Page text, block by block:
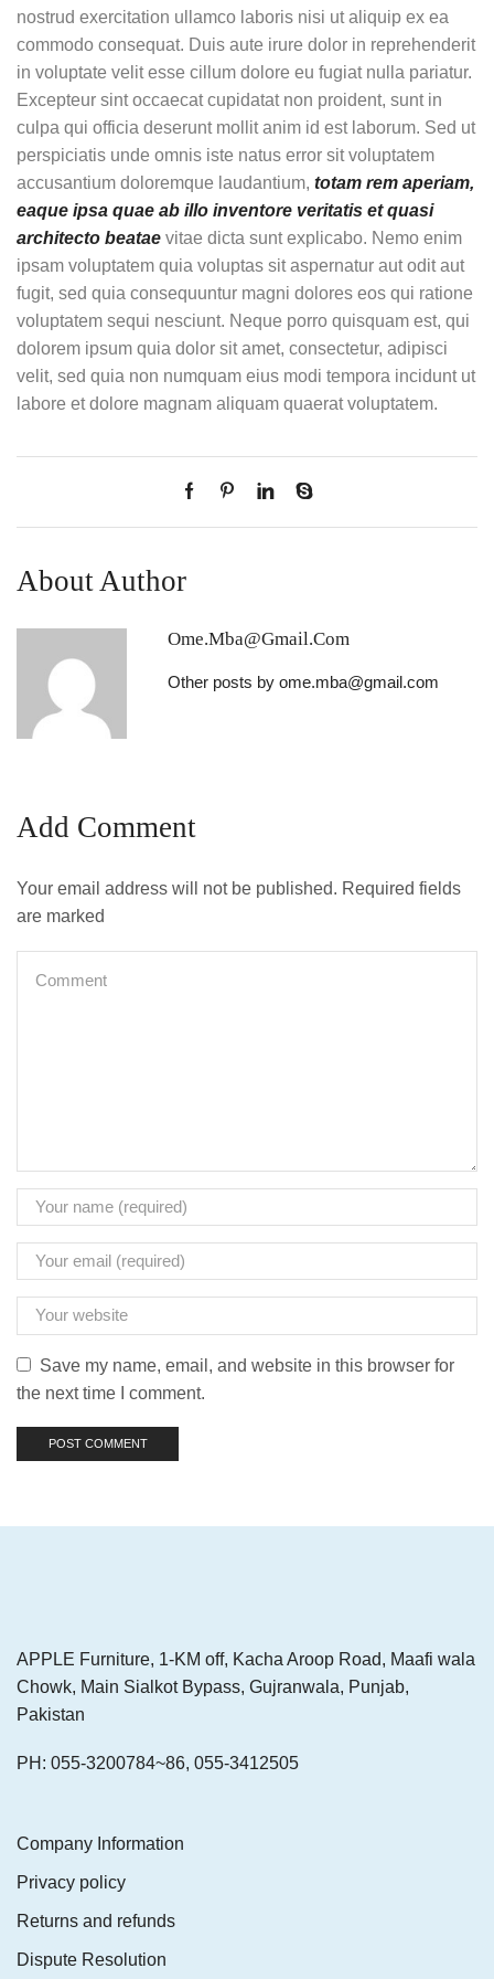
nostrud exercitation ullamco laboris nisi ut aliquip ex ea
commodo consequat. Duis aute irure dolor in reprehenderit
in voluptate velit esse cillum dolore eu fugiat nulla pariatur.
Excepteur sint occaecat cupidatat non proident, sunt in
culpa qui officia deserunt mollit anim id est laborum. Sed ut
perspiciatis unde omnis iste natus error sit voluptatem
accusantium doloremque laudantium, totam rem aperiam,
eaque ipsa quae ab illo inventore veritatis et quasi
architecto beatae vitae dicta sunt explicabo. Nemo enim
ipsam voluptatem quia voluptas sit aspernatur aut odit aut
fugit, sed quia consequuntur magni dolores eos qui ratione
voluptatem sequi nesciunt. Neque porro quisquam est, qui
dolorem ipsum quia dolor sit amet, consectetur, adipisci
velit, sed quia non numquam eius modi tempora incidunt ut
labore et dolore magnam aliquam quaerat voluptatem.
About Author
Ome.mba@gmail.com
Other posts by ome.mba@gmail.com
Add Comment
Your email address will not be published. Required fields
are marked
Save my name, email, and website in this browser for
the next time I comment.
APPLE Furniture, 1-KM off, Kacha Aroop Road, Maafi wala
Chowk, Main Sialkot Bypass, Gujranwala, Punjab,
Pakistan
PH: 055-3200784~86, 055-3412505
Company Information
Privacy policy
Returns and refunds
Dispute Resolution